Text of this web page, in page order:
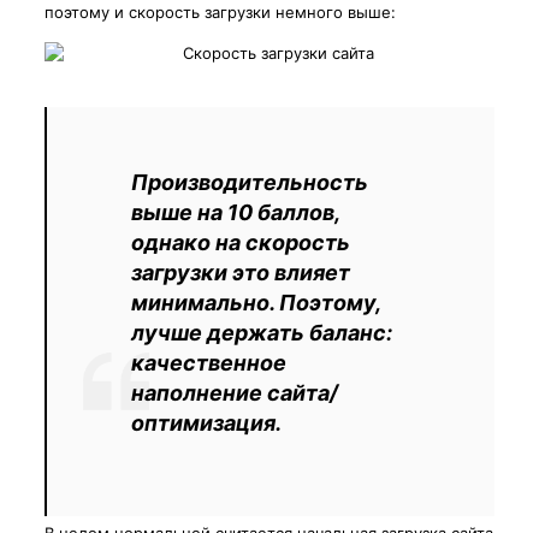
поэтому и скорость загрузки немного выше:
Производительность
выше на 10 баллов,
однако на скорость
загрузки это влияет
минимально. Поэтому,
лучше держать баланс:
качественное
наполнение сайта/
оптимизация.